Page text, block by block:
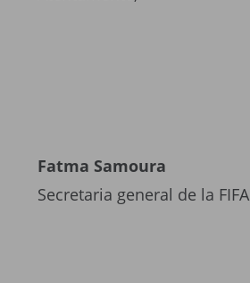
Fatma Samoura
Secretaria general de la FIFA